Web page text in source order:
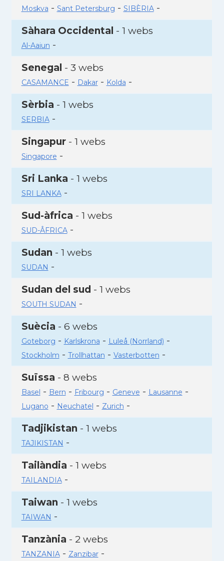
Moskva - Sant Petersburg - SIBÈRIA-
Sàhara Occidental - 1 webs
Al-Aaiun -
Senegal - 3 webs
CASAMANCE - Dakar- Kolda -
Sèrbia - 1 webs
SERBIA-
Singapur- 1 webs
Singapore -
Sri Lanka - 1 webs
SRI LANKA-
Sud-àfrica - 1 webs
SUD-ÂFRICA-
Sudan - 1 webs
SUDAN -
Sudan del sud - 1 webs
SOUTH SUDAN -
Suècia - 6 webs
Goteborg - Karlskrona - Luleå (Norrland) -
Stockholm - Trollhattan - Vasterbotten -
Suïssa - 8 webs
Basel - Bern - Fribourg - Geneve - Lausanne -
Lugano - Neuchatel - Zurich -
Tadjikistan - 1 webs
TAJIKISTAN -
Tailàndia - 1 webs
TAILANDIA-
Taiwan - 1 webs
TAIWAN -
Tanzània - 2 webs
TANZANIA- Zanzibar-